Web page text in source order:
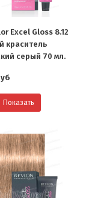
Excel Gloss 8.12
краситель
серый 70 мл.
Показать